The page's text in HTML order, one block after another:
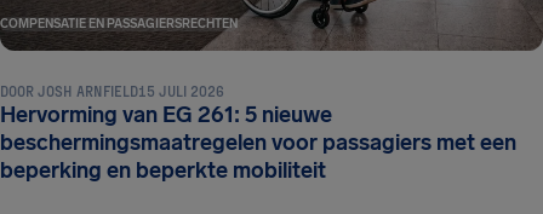
COMPENSATIE EN PASSAGIERSRECHTEN
DOOR JOSH ARNFIELD15 JULI 2026
Hervorming van EG 261: 5 nieuwe
beschermingsmaatregelen voor passagiers met een
beperking en beperkte mobiliteit
COMPENSATIE EN PASSAGIERSRECHTEN